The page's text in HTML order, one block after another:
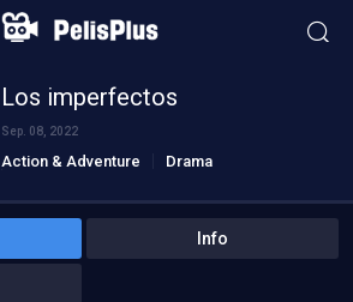
Los imperfectos
Sep. 08, 2022
Action & Adventure
Drama
Info